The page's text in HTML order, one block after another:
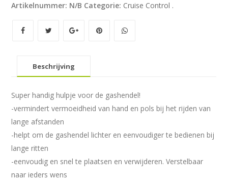
Assist
Artikelnummer: N/B Categorie: Cruise Control .
Beschrijving
Super handig hulpje voor de gashendel!
-vermindert vermoeidheid van hand en pols bij het rijden van
lange afstanden
-helpt om de gashendel lichter en eenvoudiger te bedienen bij
lange ritten
-eenvoudig en snel te plaatsen en verwijderen. Verstelbaar
naar ieders wens